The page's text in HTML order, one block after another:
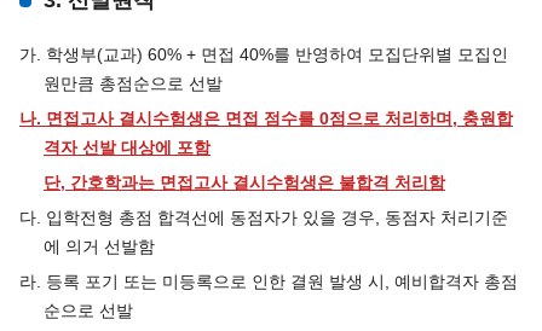
가. 학생부(교과) 60% + 면접 40%를 반영하여 모집단위별 모집인
원만큼 총점순으로 선발
나. 면접고사 결시수험생은 면접 점수를 0점으로 처리하며, 충원합
격자 선발 대상에 포함
단, 간호학과는 면접고사 결시수험생은 불합격 처리함
다. 입학전형 총점 합격선에 동점자가 있을 경우, 동점자 처리기준
에 의거 선발함
라. 등록 포기 또는 미등록으로 인한 결원 발생 시, 예비합격자 총점
순으로 선발